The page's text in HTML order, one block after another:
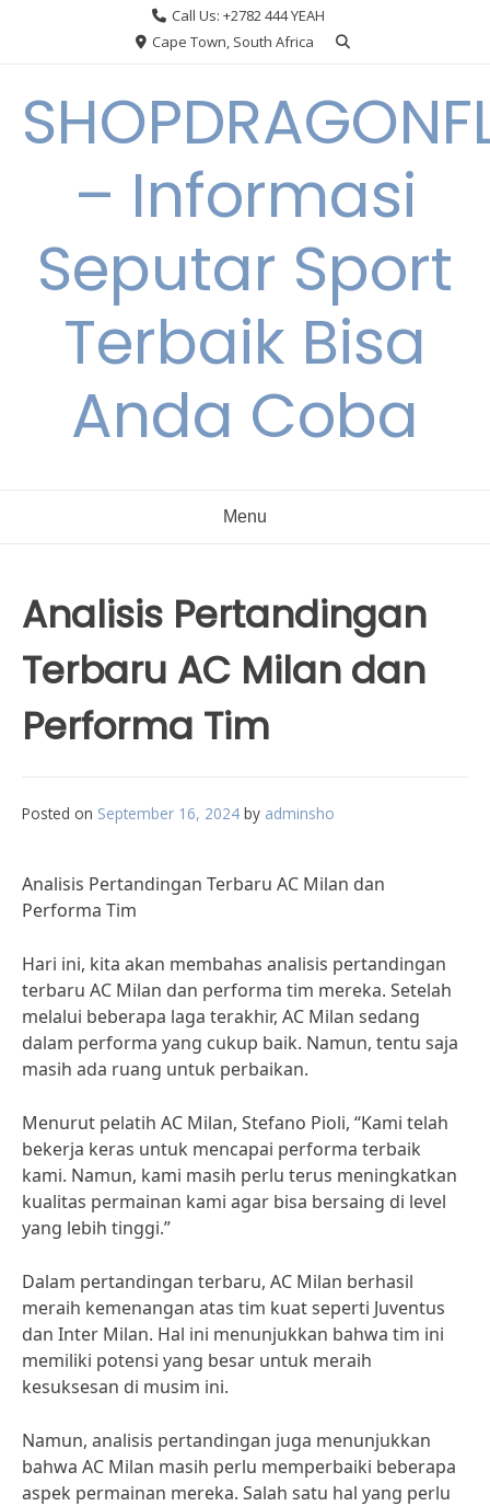
Call Us: +2782 444 YEAH
Cape Town, South Africa
– Informasi
Seputar Sport
Terbaik Bisa
Anda Coba
Menu
Analisis Pertandingan
Terbaru AC Milan dan
Performa Tim
Posted on September 16, 2024 by adminsho
Analisis Pertandingan Terbaru AC Milan dan
Performa Tim
Hari ini, kita akan membahas analisis pertandingan
terbaru AC Milan dan performa tim mereka. Setelah
melalui beberapa laga terakhir, AC Milan sedang
dalam performa yang cukup baik. Namun, tentu saja
masih ada ruang untuk perbaikan.
Menurut pelatih AC Milan, Stefano Pioli, “Kami telah
bekerja keras untuk mencapai performa terbaik
kami. Namun, kami masih perlu terus meningkatkan
kualitas permainan kami agar bisa bersaing di level
yang lebih tinggi.”
Dalam pertandingan terbaru, AC Milan berhasil
meraih kemenangan atas tim kuat seperti Juventus
dan Inter Milan. Hal ini menunjukkan bahwa tim ini
memiliki potensi yang besar untuk meraih
kesuksesan di musim ini.
Namun, analisis pertandingan juga menunjukkan
bahwa AC Milan masih perlu memperbaiki beberapa
aspek permainan mereka. Salah satu hal yang perlu